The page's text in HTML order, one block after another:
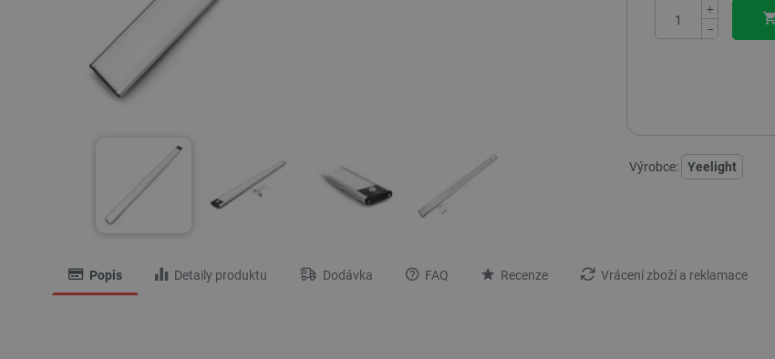
+
−
Výrobce: Yeelight
Popis Detaily produktu Dodávka FAQ Recenze Vrácení zboží a reklamace